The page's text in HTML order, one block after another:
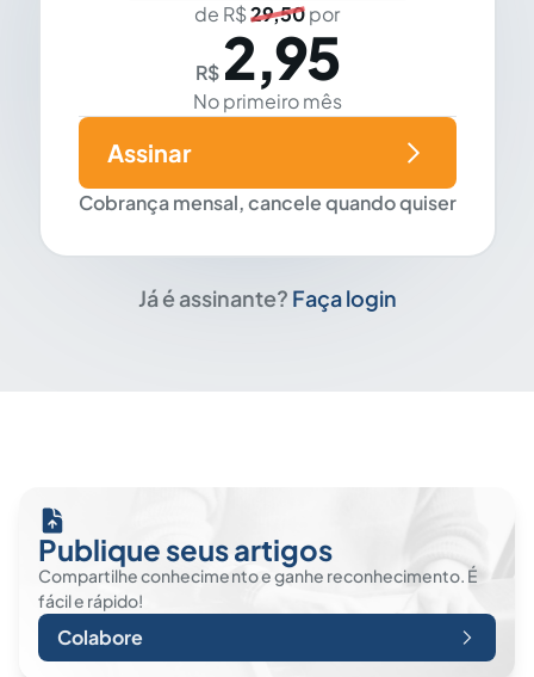
de R$29,50por
R$ 2,95
No primeiro mês
Cobrança mensal, cancele quando quiser
Assinar
Já é assinante? Faça login
Publique seus artigos
Compartilhe conhecimento e ganhe reconhecimento. É
fácil e rápido!
Colabore